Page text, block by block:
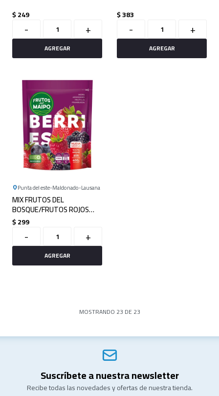
$249
- +
$383
- +
Punta del este Maldonado Lausana
MIX FRUTOS DEL
BOSQUE/FRUTOS ROJOS
400GR
$299
- +
MOSTRANDO 23 DE 23
Suscríbete a nuestra newsletter
Recibe todas las novedades y ofertas de nuestra tienda.